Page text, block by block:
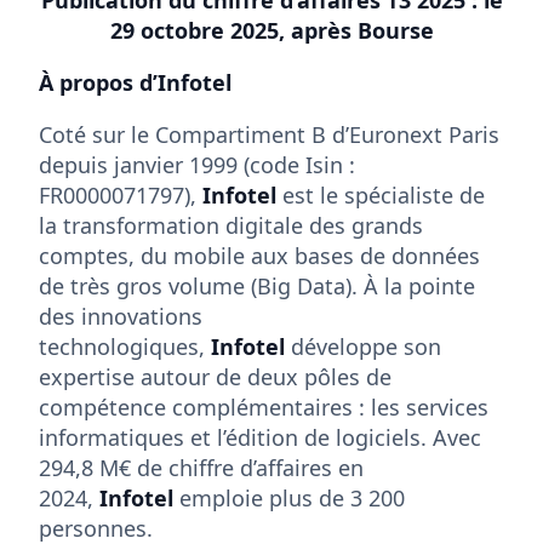
29 octobre 2025, après Bourse
À propos d’Infotel
Coté sur le Compartiment B d’Euronext Paris
depuis janvier 1999 (code Isin :
FR0000071797), Infotel est le spécialiste de
la transformation digitale des grands
comptes, du mobile aux bases de données
de très gros volume (Big Data). À la pointe
des innovations
technologiques, Infotel développe son
expertise autour de deux pôles de
compétence complémentaires : les services
informatiques et l’édition de logiciels. Avec
294,8 M€ de chiffre d’affaires en
2024, Infotel emploie plus de 3 200
personnes.